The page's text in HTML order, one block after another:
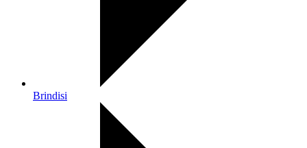
Brindisi